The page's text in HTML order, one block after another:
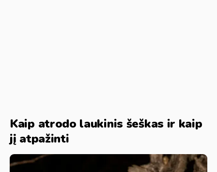
Kaip atrodo laukinis šeškas ir kaip
jį atpažinti